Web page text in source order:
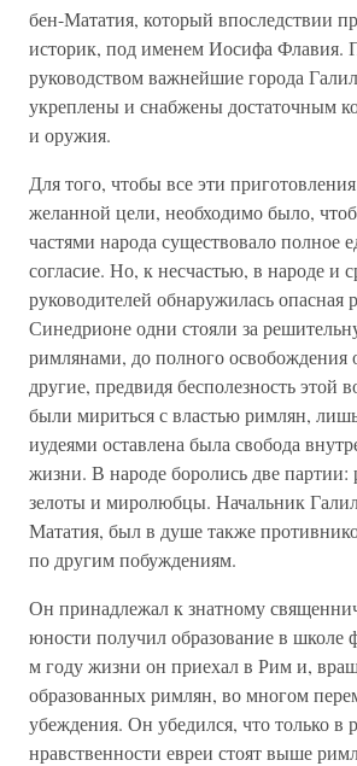
бен-Мататия, который впоследствии
историк, под именем Иосифа Флавия.
руководством важнейшие города
укреплены и снабжены достаточным
и оружия.
Для того, чтобы все эти
желанной цели, необходимо было,
частями народа существовало полное
согласие. Но, к несчастью, в народе и
руководителей обнаружилась опасная
Синедрионе одни стояли за
римлянами, до полного освобождения
другие, предвидя бесполезность этой
были мириться с властью римлян,
иудеями оставлена была свобода
жизни. В народе боролись две
зелоты и миролюбцы. Начальник
Мататия, был в душе также
по другим побуждениям.
Он принадлежал к знатному
юности получил образование в школе
м году жизни он приехал в Рим и,
образованных римлян, во многом
убеждения. Он убедился, что только в
нравственности евреи стоят выше